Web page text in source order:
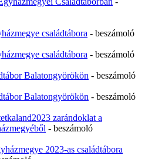
családtábora - beszámoló
családtábora - beszámoló
Balatongyörökön - beszámoló
Balatongyörökön - beszámoló
zarándoklat a
- beszámoló
2023-as családtábora